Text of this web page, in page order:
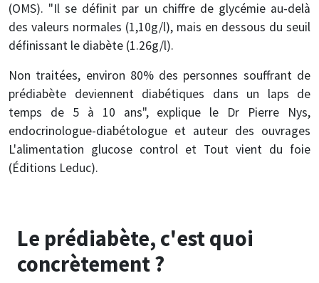
(OMS). "Il se définit par un chiffre de glycémie au-delà
des valeurs normales (1,10g/l), mais en dessous du seuil
définissant le diabète (1.26g/l).
Non traitées, environ 80% des personnes souffrant de
prédiabète deviennent diabétiques dans un laps de
temps de 5 à 10 ans", explique le Dr Pierre Nys,
endocrinologue-diabétologue et auteur des ouvrages
L'alimentation glucose control et Tout vient du foie
(Éditions Leduc).
Le prédiabète, c'est quoi
concrètement ?